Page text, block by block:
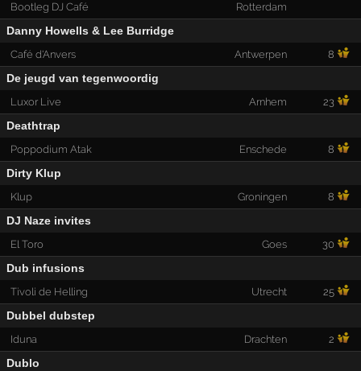
Bootleg DJ Café Rotterdam
Danny Howells & Lee Burridge
Café d'Anvers Antwerpen 8
De jeugd van tegenwoordig
Luxor Live Arnhem 23
Deathtrap
Poppodium Atak Enschede 8
Dirty Klup
Klup Groningen 8
DJ Naze invites
El Toro Goes 30
Dub infusions
Tivoli de Helling Utrecht 25
Dubbel dubstep
Iduna Drachten 2
Dublo